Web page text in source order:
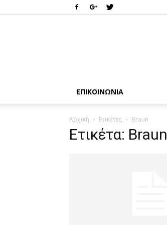
ΕΠΙΚΟΙΝΩΝΊΑ
Αρχική Ετικέτες Braun
Ετικέτα: Braun